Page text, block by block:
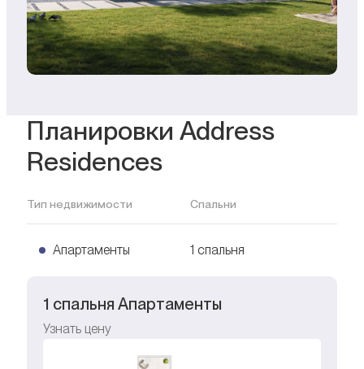
Планировки Address
Residences
Тип недвижимости Спальни
Апартаменты 1 спальня
1 спальня Апартаменты
Узнать цену